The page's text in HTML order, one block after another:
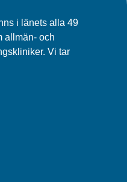
i länets alla 49
allmän- och
Vi tar